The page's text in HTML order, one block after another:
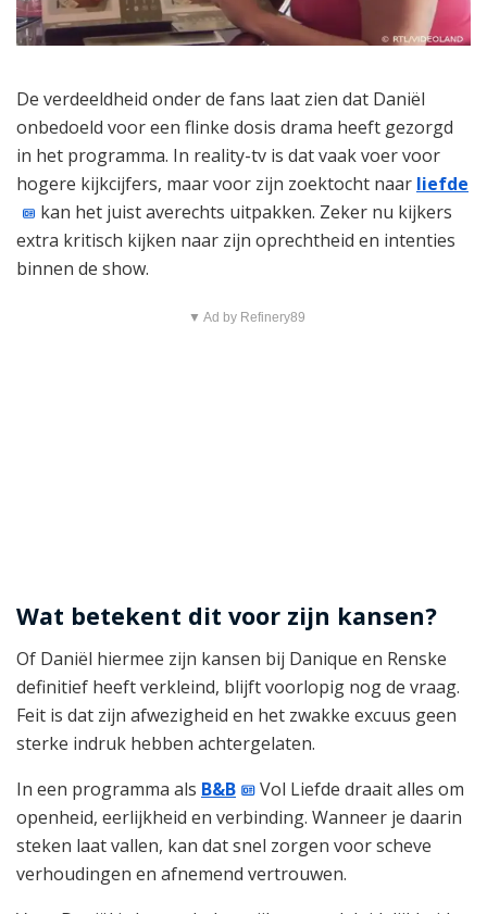
De verdeeldheid onder de fans laat zien dat Daniël
onbedoeld voor een flinke dosis drama heeft gezorgd
in het programma. In reality-tv is dat vaak voer voor
hogere kijkcijfers, maar voor zijn zoektocht naar liefde
kan het juist averechts uitpakken. Zeker nu kijkers
extra kritisch kijken naar zijn oprechtheid en intenties
binnen de show.
▼ Ad by Refinery89
Wat betekent dit voor zijn kansen?
Of Daniël hiermee zijn kansen bij Danique en Renske
definitief heeft verkleind, blijft voorlopig nog de vraag.
Feit is dat zijn afwezigheid en het zwakke excuus geen
sterke indruk hebben achtergelaten.
In een programma als B&B
Vol Liefde draait alles om
openheid, eerlijkheid en verbinding. Wanneer je daarin
steken laat vallen, kan dat snel zorgen voor scheve
verhoudingen en afnemend vertrouwen.